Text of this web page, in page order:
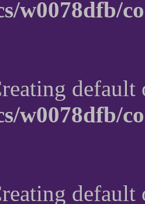
w0078dfb/
w0078dfb/